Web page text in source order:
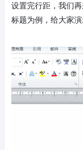
设置完行距，我们
标题为例，给大家演